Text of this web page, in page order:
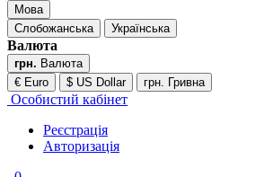
Мова
Слобожанська
Українська
Валюта
грн. Валюта
€ Euro
$ US Dollar грн. Гривна
Особистий кабінет
Реєстрація
Авторизація